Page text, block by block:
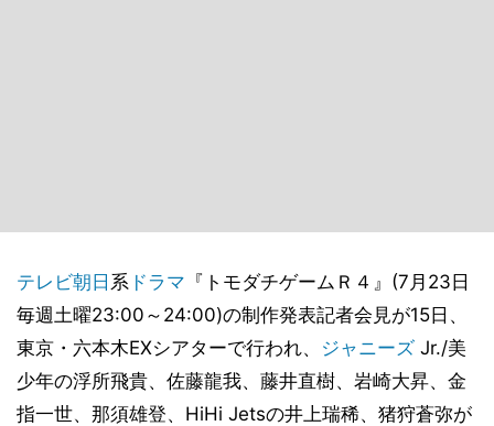
テレビ朝日 系 ドラマ 『トモダチゲームＲ４』(7月23日
毎週土曜23:00～24:00)の制作発表記者会見が15日、
東京・六本木EXシアターで行われ、 ジャニーズ Jr./美
少年の浮所飛貴、佐藤龍我、藤井直樹、岩崎大昇、金
指一世、那須雄登、HiHi Jetsの井上瑞稀、猪狩蒼弥が